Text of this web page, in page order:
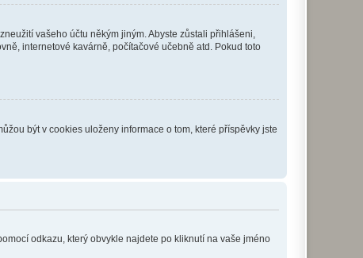
vašeho účtu někým jiným. Abyste zůstali přihlášeni,
internetové kavárně, počítačové učebně atd. Pokud toto
být v cookies uloženy informace o tom, které příspěvky jste
odkazu, který obvykle najdete po kliknutí na vaše jméno